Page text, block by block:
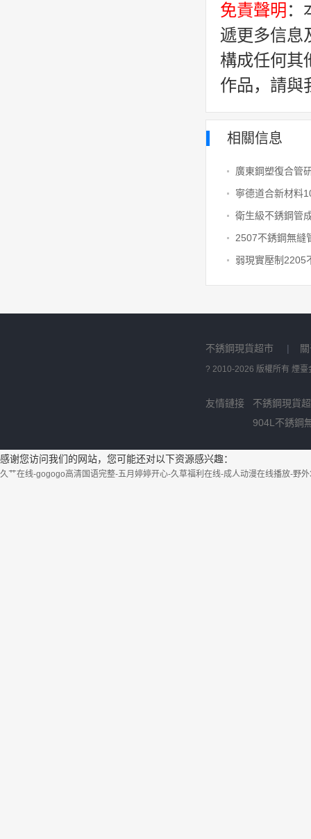
免責聲明 ：
遞更多信息
構成任何其
作品，請與
相關信息
不銹鋼現貨超市 |
? 2010-2026 版權所有 煙
友情鏈接
不銹鋼現貨
904L不銹鋼
感谢您访问我们的网站，您可能还对以下资源感兴趣：
久艹在线-gogogo高清国语完整-五月婷婷开心-久草福利在线-成人动漫在线播放-野